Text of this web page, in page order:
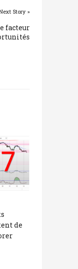
Story »
facteur
de